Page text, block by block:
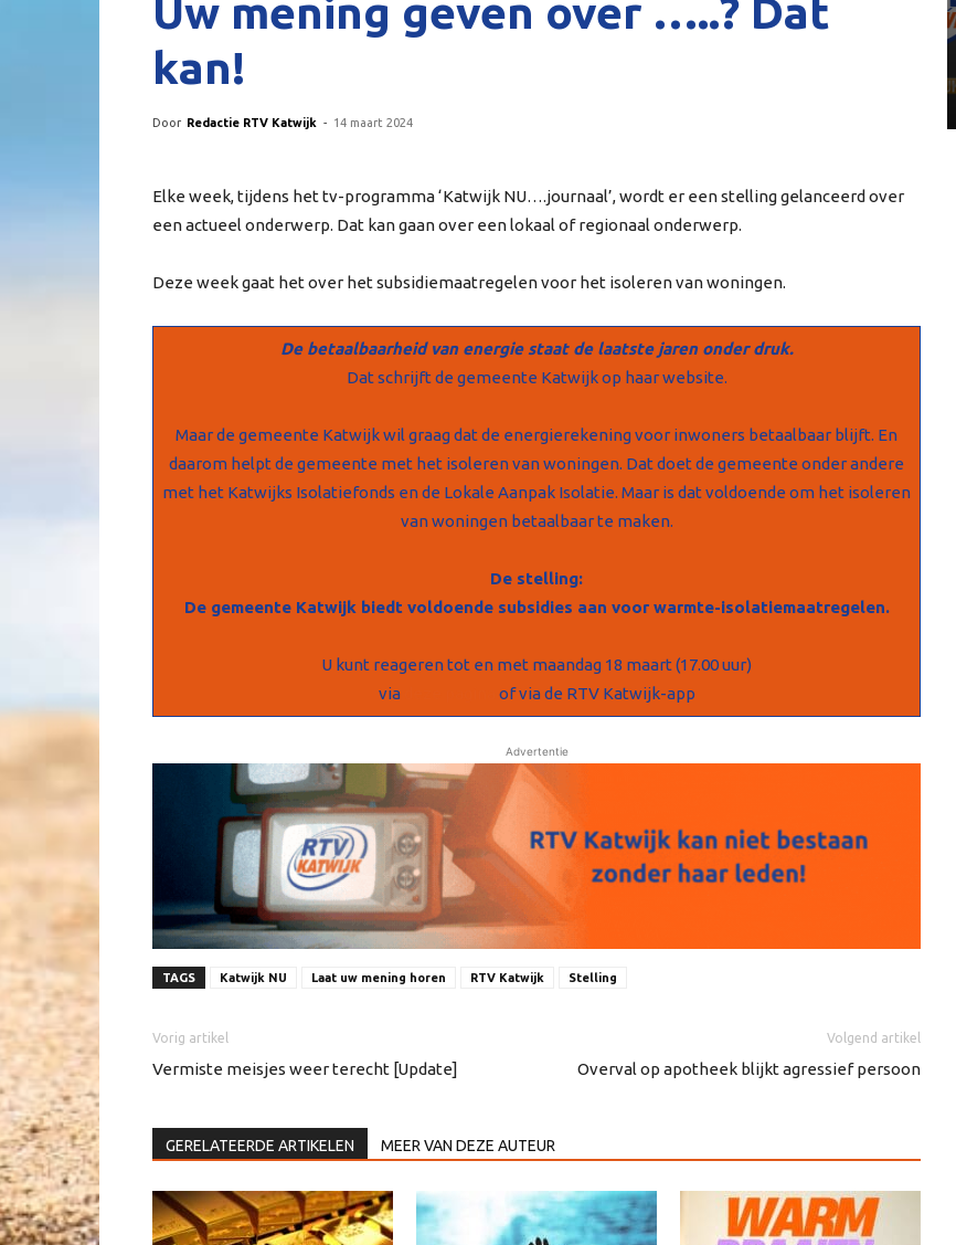
Uw mening geven over …..? Dat
kan!
Door Redactie RTV Katwijk - 14 maart 2024
Elke week, tijdens het tv-programma ‘Katwijk NU….journaal’, wordt er een stelling gelanceerd over
een actueel onderwerp. Dat kan gaan over een lokaal of regionaal onderwerp.
Deze week gaat het over het subsidiemaatregelen voor het isoleren van woningen.
De betaalbaarheid van energie staat de laatste jaren onder druk.
Dat schrijft de gemeente Katwijk op haar website.
Maar de gemeente Katwijk wil graag dat de energierekening voor inwoners betaalbaar blijft. En
daarom helpt de gemeente met het isoleren van woningen. Dat doet de gemeente onder andere
met het Katwijks Isolatiefonds en de Lokale Aanpak Isolatie. Maar is dat voldoende om het isoleren
van woningen betaalbaar te maken.
De stelling:
De gemeente Katwijk biedt voldoende subsidies aan voor warmte-isolatiemaatregelen.
U kunt reageren tot en met maandag 18 maart (17.00 uur)
via
of via de RTV Katwijk-app
Advertentie
TAGS Katwijk NU Laat uw mening horen RTV Katwijk Stelling
Vorig artikel
Vermiste meisjes weer terecht [Update]
Volgend artikel
Overval op apotheek blijkt agressief persoon
GERELATEERDE ARTIKELEN MEER VAN DEZE AUTEUR